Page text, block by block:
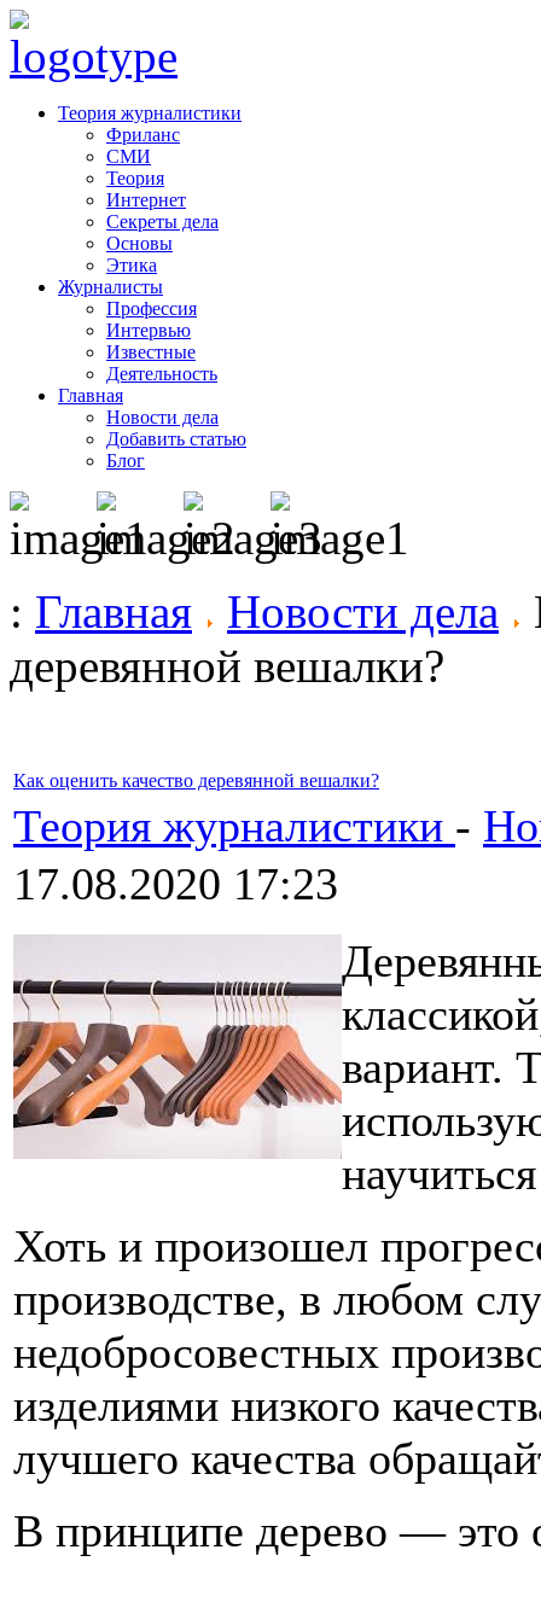
Теория журналистики
Фриланс
СМИ
Теория
Интернет
Секреты дела
Основы
Этика
Журналисты
Профессия
Интервью
Известные
Деятельность
Главная
Новости дела
Добавить статью
Блог
: Главная Новости дела
деревянной вешалки?
Как оценить качество деревянной вешалки?
Теория журналистики -
17.08.2020 17:23
вариант.
Хоть и произошел
производстве, в любом
недобросовестных
изделиями низкого
лучшего качества
В принципе дерево — это